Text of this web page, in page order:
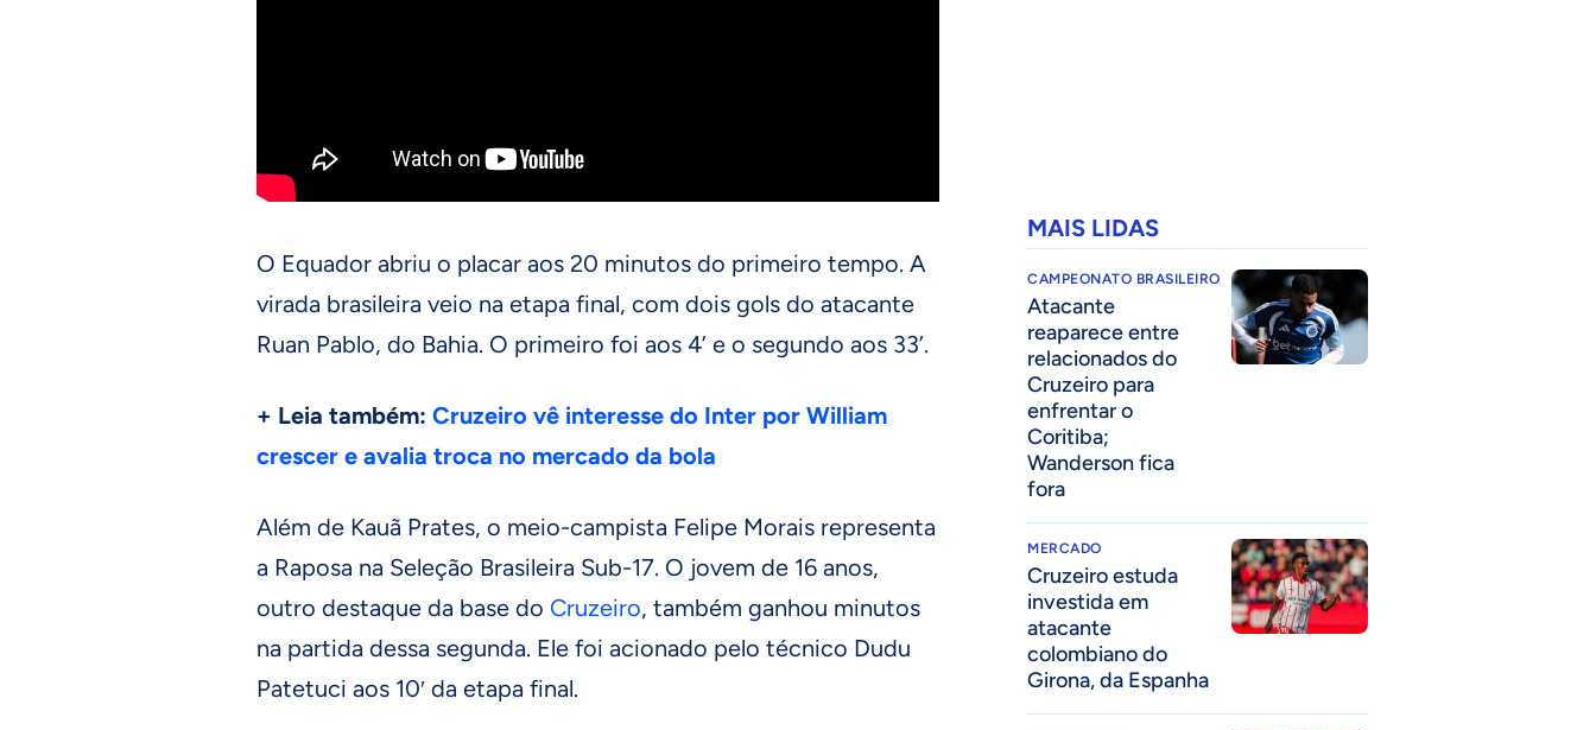
O Equador abriu o placar aos 20 minutos do primeiro tempo. A
virada brasileira veio na etapa final, com dois gols do atacante
Ruan Pablo, do Bahia. O primeiro foi aos 4’ e o segundo aos 33’.
+ Leia também: Cruzeiro vê interesse do Inter por William
crescer e avalia troca no mercado da bola
Além de Kauã Prates, o meio-campista Felipe Morais representa
a Raposa na Seleção Brasileira Sub-17. O jovem de 16 anos,
outro destaque da base do Cruzeiro, também ganhou minutos
na partida dessa segunda. Ele foi acionado pelo técnico Dudu
Patetuci aos 10′ da etapa final.
MAIS LIDAS
CAMPEONATO BRASILEIRO
Atacante
reaparece entre
relacionados do
Cruzeiro para
enfrentar o
Coritiba;
Wanderson fica
fora
MERCADO
Cruzeiro estuda
investida em
atacante
colombiano do
Girona, da Espanha